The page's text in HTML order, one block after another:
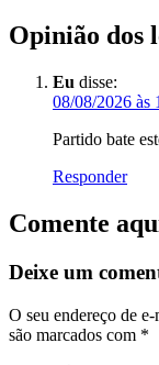
Opinião dos
Eu disse:
08/08/2026 às
Partido bate
Responder
Comente
Deixe um
O seu endereço de
são marcados com *